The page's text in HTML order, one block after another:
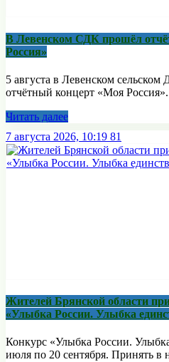
В Левенском СДК прошёл
Россия»
5 августа в Левенском
отчётный концерт «Моя
Читать далее
7 августа 2026, 10:19 81
Жителей Брянской области
«Улыбка России. Улыбка
Конкурс «Улыбка России.
июля по 20 сентября. Принять в